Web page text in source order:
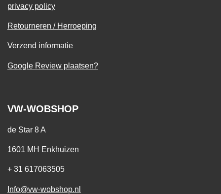
privacy policy
Retourneren / Herroeping
Verzend informatie
Google Review plaatsen?
VW-WOBSHOP
de Star 8 A
1601 MH Enkhuizen
+ 31 617063505
Info@vw-wobshop.nl